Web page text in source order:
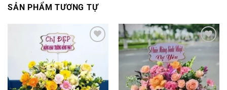
SẢN PHẨM TƯƠNG TỰ
wishlist